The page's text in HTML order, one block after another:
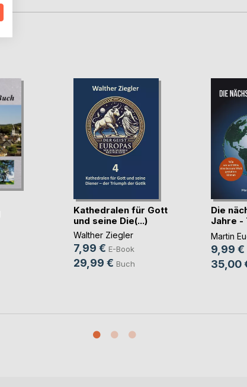
Kathedralen für Gott
und seine Die(...)
Walther Ziegler
7,99 € E-Book
29,99 € Buch
Die
Jahre -
Ever
Martin
9,99 €
35,00